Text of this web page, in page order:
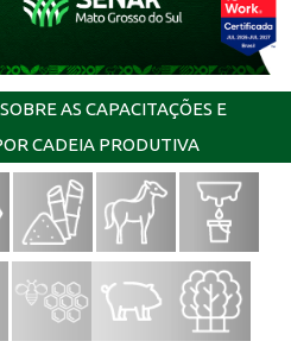
AS CAPACITAÇÕES E
CADEIA PRODUTIVA